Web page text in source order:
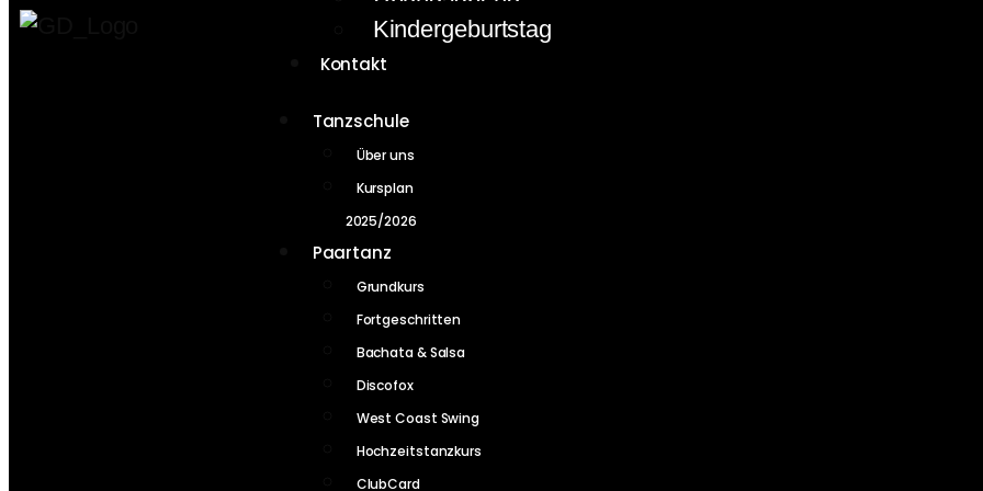
Kindergeburtstag
Kontakt
Tanzschule
Über uns
Kursplan
2025/2026
Paartanz
Grundkurs
Fortgeschritten
Bachata & Salsa
Discofox
West Coast Swing
Hochzeitstanzkurs
ClubCard